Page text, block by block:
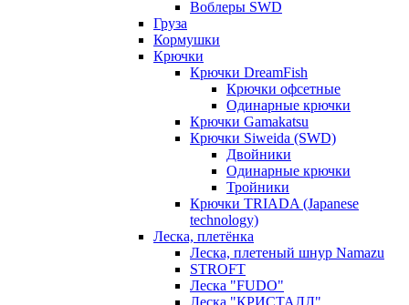
Воблеры SWD
Груза
Кормушки
Крючки
Крючки DreamFish
Крючки офсетные
Одинарные крючки
Крючки Gamakatsu
Крючки Siweida (SWD)
Двойники
Одинарные крючки
Тройники
Крючки TRIADA (Japanese
technology)
Леска, плетёнка
Леска, плетеный шнур Namazu
STROFT
Леска "FUDO"
Леска "КРИСТАЛЛ"